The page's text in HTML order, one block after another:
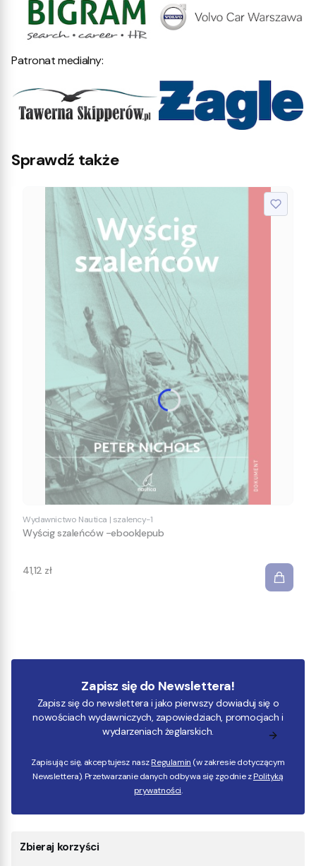
Patronat medialny:
Sprawdź także
Wydawnictwo Nautica | szalency-1
Wyścig szaleńców -ebook|epub
Cena
41,12 zł
Zbieraj korzyści
Zapisz się do Newslettera!
Zapisz się do newslettera i jako pierwszy dowiaduj się o
nowościach wydawniczych, zapowiedziach, promocjach i
wydarzeniach żeglarskich.
Zapisując się, akceptujesz naszRegulamin (w zakresie dotyczącym
Newslettera). Przetwarzanie danych odbywa się zgodnie zPolityką
prywatności.